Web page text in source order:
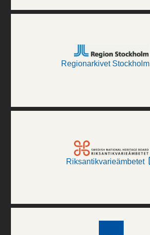
Regionarkivet Stockholm
Riksantikvarieämbetet